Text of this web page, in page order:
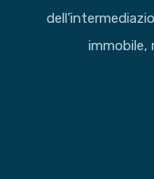
immobile,